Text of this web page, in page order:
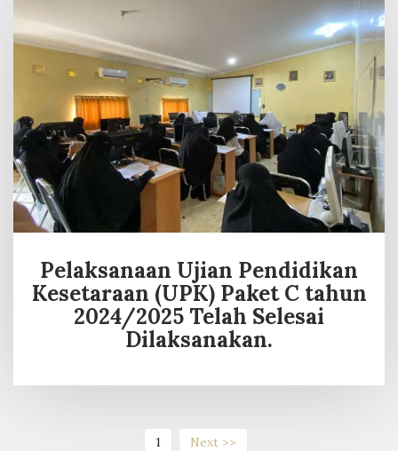
Pelaksanaan Ujian Pendidikan
Kesetaraan (UPK) Paket C tahun
2024/2025 Telah Selesai
Dilaksanakan.
1(current)Next >>